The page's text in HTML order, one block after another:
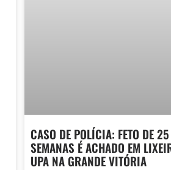
CASO DE POLÍCIA: FETO DE 25
SEMANAS É ACHADO EM
UPA NA GRANDE VITÓRIA